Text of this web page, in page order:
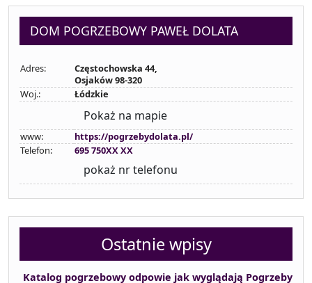
DOM POGRZEBOWY PAWEŁ DOLATA
Adres:
Częstochowska 44,
Osjaków 98-320
Woj.:
Łódzkie
Pokaż na mapie
www:
https://pogrzebydolata.pl/
Telefon:
695 750XX XX
pokaż nr telefonu
Ostatnie wpisy
Katalog pogrzebowy odpowie jak wyglądają Pogrzeby